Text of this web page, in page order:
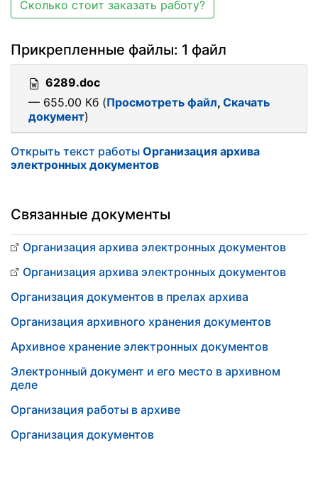
Сколько стоит заказать работу?
Прикрепленные файлы: 1 файл
6289.doc
— 655.00 Кб (Просмотреть файл, Скачать
документ)
Открыть текст работы Организация архива
электронных документов
Связанные документы
Организация архива электронных документов
Организация архива электронных документов
Организация документов в прелах архива
Организация архивного хранения документов
Архивное хранение электронных документов
Электронный документ и его место в архивном
деле
Организация работы в архиве
Организация документов